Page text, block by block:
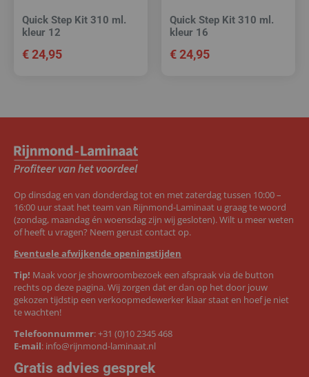
Quick Step Kit 310 ml.
kleur 12
€24,95
Quick Step Kit 310 ml.
kleur 16
€24,95
Op dinsdag en van donderdag tot en met zaterdag tussen 10:00 –
16:00 uur staat het team van Rijnmond-Laminaat u graag te woord
(zondag, maandag én woensdag zijn wij gesloten). Wilt u meer weten
of heeft u vragen? Neem gerust contact op.
Eventuele afwijkende openingstijden
Tip! Maak voor je showroombezoek een afspraak via de button
rechts op deze pagina. Wij zorgen dat er dan op het door jouw
gekozen tijdstip een verkoopmedewerker klaar staat en hoef je niet
te wachten!
Telefoonnummer:+31 (0)10 2345 468
E-mail: info@rijnmond-laminaat.nl
Gratis advies gesprek